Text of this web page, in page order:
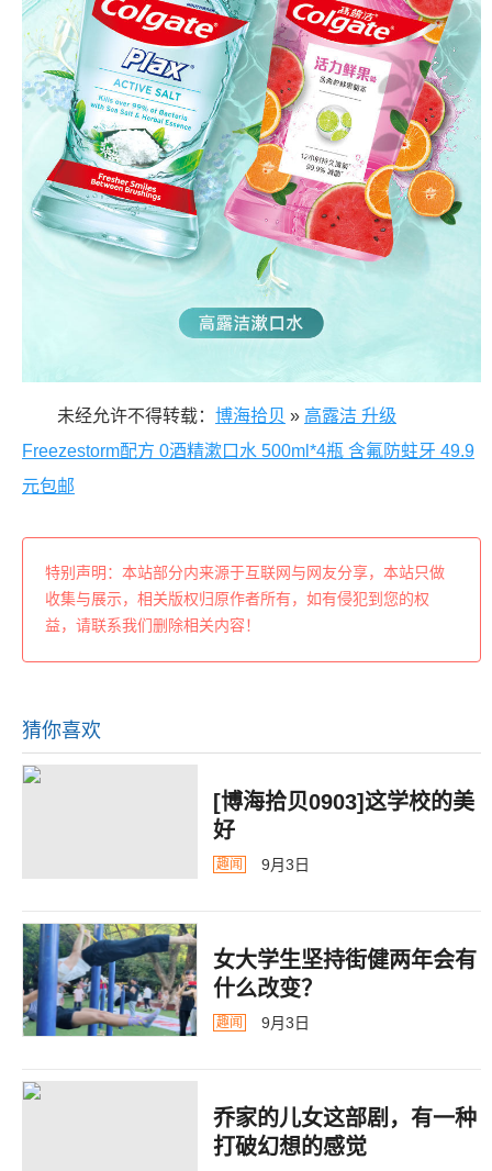
未经允许不得转载： 博海拾贝 » 高露洁 升级
Freezestorm配方 0酒精漱口水 500ml*4瓶 含氟防蛀牙 49.9
元包邮
特别声明：本站部分内来源于互联网与网友分享，本站只做
收集与展示，相关版权归原作者所有，如有侵犯到您的权
益，请联系我们删除相关内容！
猜你喜欢
[博海拾贝0903]这学校的美
好
趣闻 9月3日
女大学生坚持街健两年会有
什么改变？
趣闻 9月3日
乔家的儿女这部剧，有一种
打破幻想的感觉